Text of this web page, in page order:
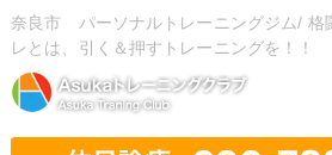
奈良市 パーソナルトレーニングジム/ 格
レとは、引く＆押すトレーニングを！！